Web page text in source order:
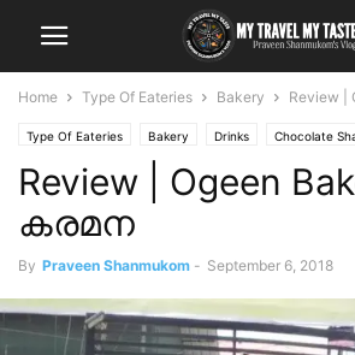
Home Type Of Eateries Bakery Review
Type Of Eateries Bakery Drinks Chocolate
Review | Ogeen
കരമന
By Praveen Shanmukom - September 6, 2018